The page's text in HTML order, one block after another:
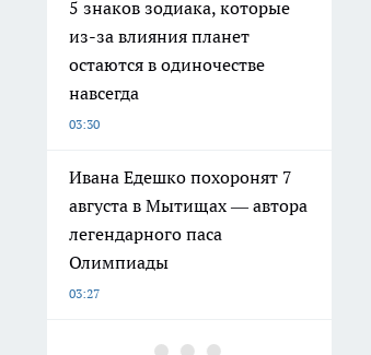
5 знаков зодиака, которые
из-за влияния планет
остаются в одиночестве
навсегда
03:30
Ивана Едешко похоронят 7
августа в Мытищах — автора
легендарного паса
Олимпиады
03:27
В Южно-Сахалинске ищут